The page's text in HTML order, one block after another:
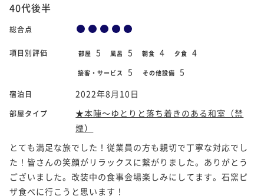
40代後半
総合点
項目別評価 部屋 5 風呂 5 朝食 4 夕食 4
接客・サービス 5 その他設備 5
宿泊日 2022年8月10日
部屋タイプ
★本陣～ゆとりと落ち着きのある和室（禁
煙）
とても満足な旅でした！従業員の方も親切で丁寧な対応でし
た！皆さんの笑顔がリラックスに繋がりました。ありがとう
ございました。改装中の食事会場楽しみにしてます。石窯ピ
ザ食べに行こうと思います！